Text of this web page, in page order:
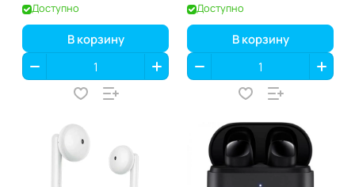
Доступно
В корзину
Доступно
В корзину